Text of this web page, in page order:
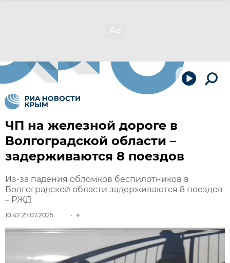
ЧП на железной дороге в
Волгоградской области –
задерживаются 8 поездов
Из-за падения обломков беспилотников в
Волгоградской области задерживаются 8 поездов
– РЖД
10:47 27.07.2025